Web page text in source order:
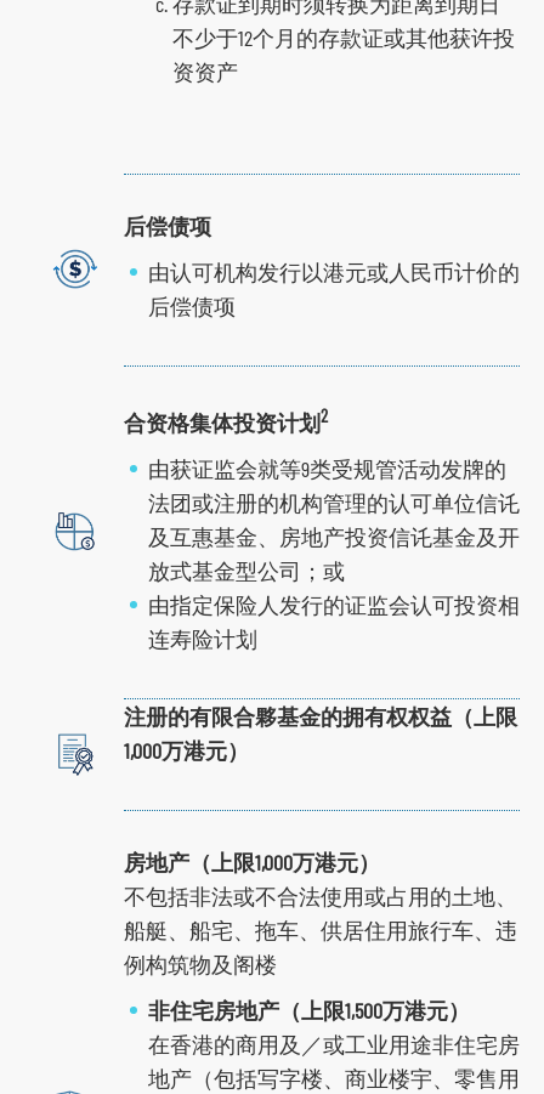
不少于12个月的存款证或其他获许投
资资产
后偿债项
由认可机构发行以港元或人民币计价的
后偿债项
合资格集体投资计划2
由获证监会就等9类受规管活动发牌的
法团或注册的机构管理的认可单位信讬
及互惠基金、房地产投资信讬基金及开
放式基金型公司；或
由指定保险人发行的证监会认可投资相
连寿险计划
注册的有限合夥基金的拥有权权益（上限
1,000万港元）
房地产（上限1,000万港元）
不包括非法或不合法使用或占用的土地、
船艇、船宅、拖车、供居住用旅行车、违
例构筑物及阁楼
非住宅房地产（上限1,500万港元）
在香港的商用及／或工业用途非住宅房
地产（包括写字楼、商业楼宇、零售用